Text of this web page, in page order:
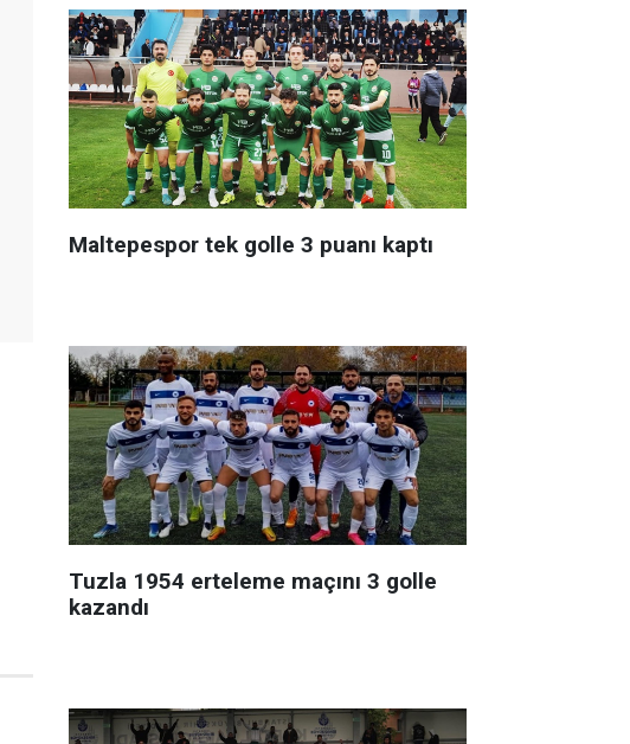
Maltepespor tek golle 3 puanı kaptı
Tuzla 1954 erteleme maçını 3 golle
kazandı